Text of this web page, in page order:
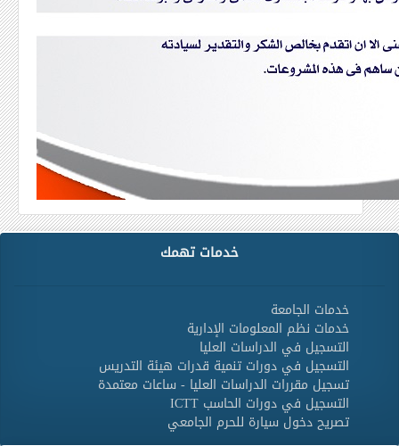
خدمات تهمك
خدمات الجامعة
خدمات نظم المعلومات الإدارية
التسجيل في الدراسات العليا
التسجيل في دورات تنمية قدرات هيئة التدريس
تسجيل مقررات الدراسات العليا - ساعات معتمدة
التسجيل في دورات الحاسب ICTT
تصريح دخول سيارة للحرم الجامعي